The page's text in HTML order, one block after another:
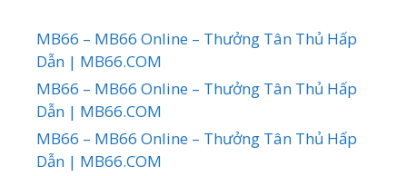
MB66 – MB66 Online – Thưởng Tân Thủ Hấp
Dẫn | MB66.COM
MB66 – MB66 Online – Thưởng Tân Thủ Hấp
Dẫn | MB66.COM
MB66 – MB66 Online – Thưởng Tân Thủ Hấp
Dẫn | MB66.COM